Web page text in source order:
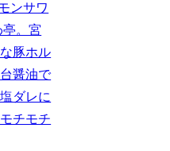
ンサワ
。宮
豚ホル
醤油で
ダレに
チモチ